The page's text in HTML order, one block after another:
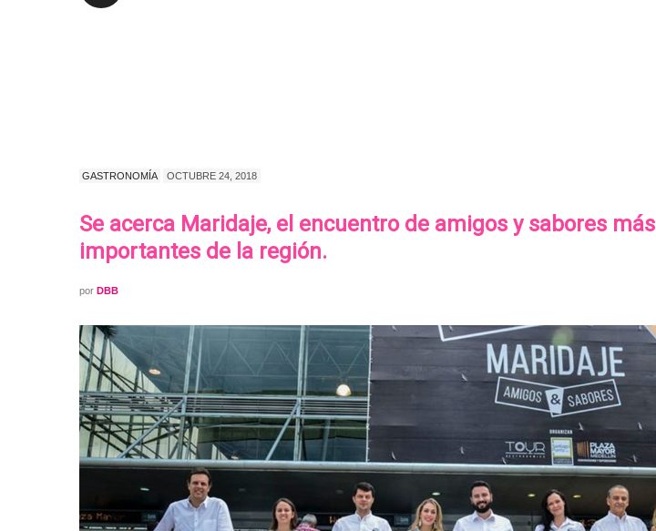
GASTRONOMÍA OCTUBRE 24, 2018
Se acerca Maridaje, el encuentro de amigos y sabores más
importantes de la región.
por DBB